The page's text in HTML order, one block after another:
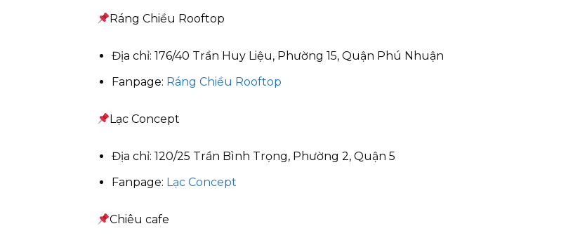
Ráng Chiều Rooftop
Địa chỉ: 176/40 Trần Huy Liệu, Phường 15, Quận Phú Nhuận
Fanpage: Ráng Chiều Rooftop
Lạc Concept
Địa chỉ: 120/25 Trần Bình Trọng, Phường 2, Quận 5
Fanpage: Lạc Concept
Chiêu cafe